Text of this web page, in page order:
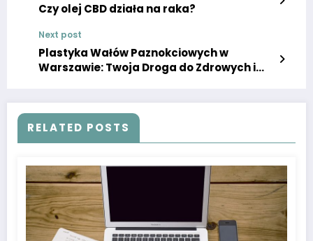
Czy olej CBD działa na raka?
Next post
Plastyka Wałów Paznokciowych w
Warszawie: Twoja Droga do Zdrowych i
RELATED POSTS